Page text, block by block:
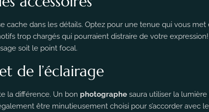
cache dans les détails. Optez pour une tenue qui vous
trop chargés qui pourraient distraire de votre
soit le point focal.
de l’éclairage
la différence. Un bon photographe saura utiliser la
être minutieusement choisi pour s’accorder avec